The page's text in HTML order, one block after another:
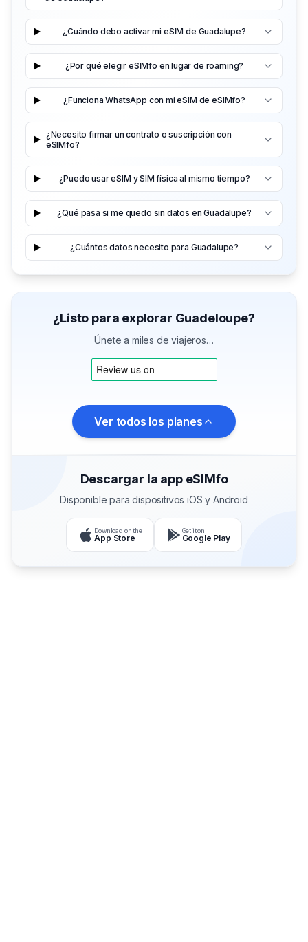
¿Cuándo debo activar mi eSIM de Guadalupe?
¿Por qué elegir eSIMfo en lugar de roaming?
¿Funciona WhatsApp con mi eSIM de eSIMfo?
¿Necesito firmar un contrato o suscripción con
eSIMfo?
¿Puedo usar eSIM y SIM física al mismo tiempo?
¿Qué pasa si me quedo sin datos en Guadalupe?
¿Cuántos datos necesito para Guadalupe?
¿Listo para explorar Guadeloupe?
Únete a miles de viajeros…
Ver todos los planes
Descargar la app eSIMfo
Disponible para dispositivos iOS y Android
Download on the
App Store
Get it on
Google Play